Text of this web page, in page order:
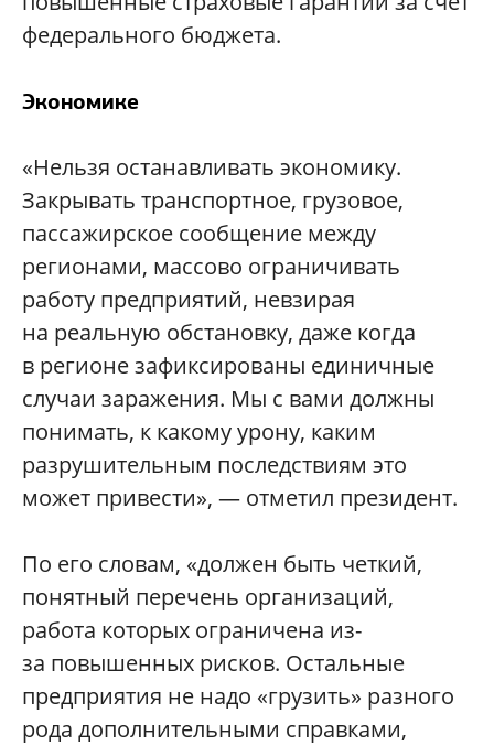
федерального бюджета.
Экономике
«Нельзя останавливать экономику.
Закрывать транспортное, грузовое,
пассажирское сообщение между
регионами, массово ограничивать
работу предприятий, невзирая
на реальную обстановку, даже когда
в регионе зафиксированы единичные
случаи заражения. Мы с вами должны
понимать, к какому урону, каким
разрушительным последствиям это
может привести», — отметил президент.
По его словам, «должен быть четкий,
понятный перечень организаций,
работа которых ограничена из-
за повышенных рисков. Остальные
предприятия не надо «грузить» разного
рода дополнительными справками,